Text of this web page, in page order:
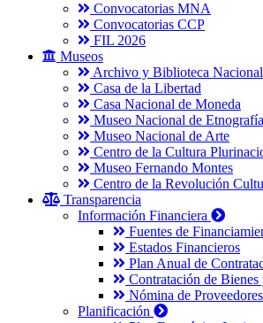
Convocatorias MNA
Convocatorias CCP
FIL 2026
Museos
Archivo y Biblioteca
Casa de la Libertad
Casa Nacional de Moneda
Museo Nacional de
Museo Nacional de Arte
Centro de la Cultura
Museo Fernando Montes
Centro de la Revolución
Transparencia
Información Financiera
Fuentes de
Estados Financieros
Plan Anual de
Contratación de
Nómina de Proveedores
Planificación